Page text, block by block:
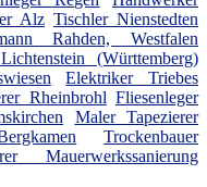
Alz Tischler Nienstedten
Rahden, Westfalen
(Württemberg)
Elektriker Triebes
Rheinbrohl Fliesenleger
Maler Tapezierer
Trockenbauer
Mauerwerkssanierung